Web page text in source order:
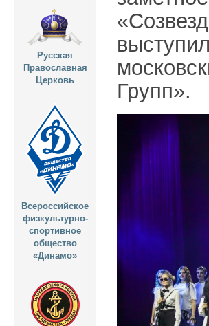
Групп».
Русская
Православная
Церковь
Всероссийское
физкультурно-
спортивное
общество
«Динамо»